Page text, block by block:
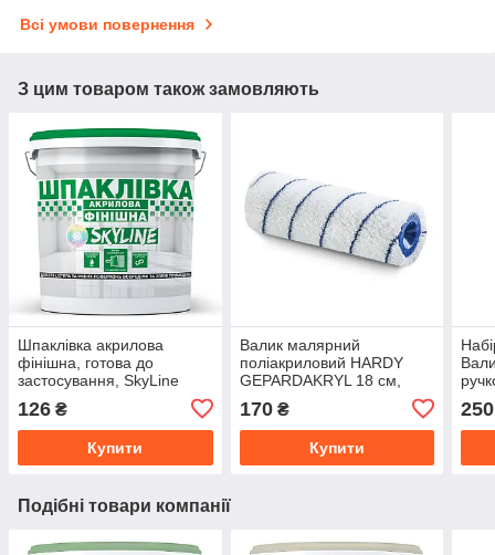
Всі умови повернення
З цим товаром також замовляють
Шпаклівка акрилова
фінішна, готова до
застосування, SkyLine
126 ₴
Купити
Валик малярний
поліакриловий HARDY
GEPARDAKRYL 18 см,
ворс 8 мм, діаметр 48 мм
170₴
Купити
250
Подібні товари компанії